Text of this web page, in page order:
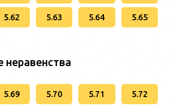
5.62 5.63 5.64 5.65
неравенства
5.69 5.70 5.71 5.72